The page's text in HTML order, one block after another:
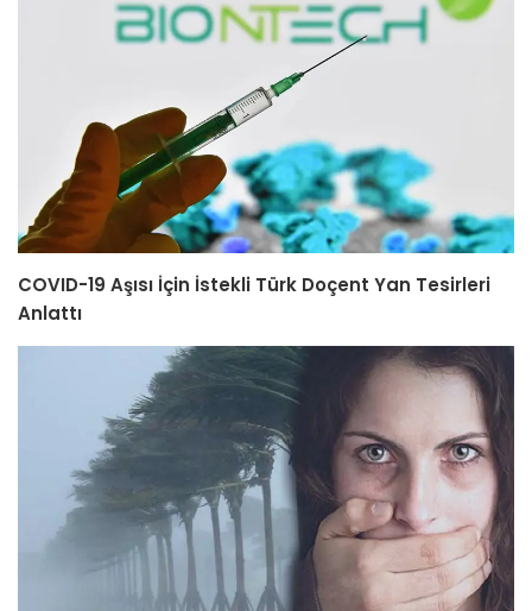
COVID-19 Aşısı İçin İstekli Türk Doçent Yan Tesirleri
Anlattı